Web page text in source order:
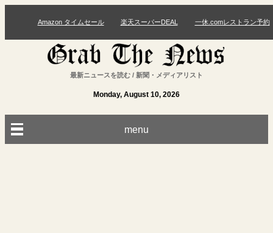
Amazon タイムセール 楽天スーパーDEAL 一休.comレストラン予約
最新ニュースを読む / 新聞・メディアリスト
Monday, August 10, 2026
menu